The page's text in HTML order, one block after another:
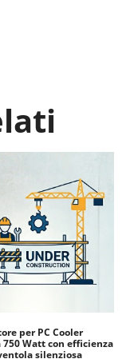
per PC Cooler
750 Watt con efficienza
silenziosa